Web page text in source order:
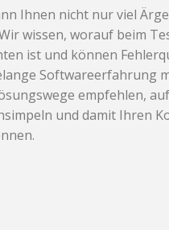
Ihnen nicht nur viel
wissen, worauf beim
ist und können
Softwareerfahrung
empfehlen,
und damit Ihren